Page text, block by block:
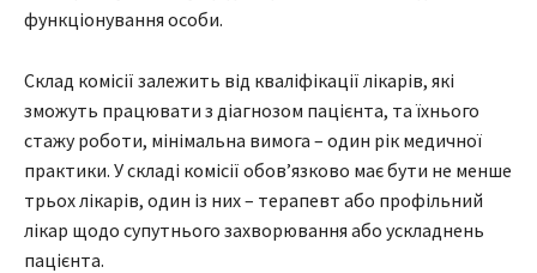
функціонування особи.
Склад комісії залежить від кваліфікації лікарів, які
зможуть працювати з діагнозом пацієнта, та їхнього
стажу роботи, мінімальна вимога – один рік медичної
практики. У складі комісії обов’язково має бути не менше
трьох лікарів, один із них – терапевт або профільний
лікар щодо супутнього захворювання або ускладнень
пацієнта.